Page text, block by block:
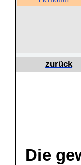
zurück
Die